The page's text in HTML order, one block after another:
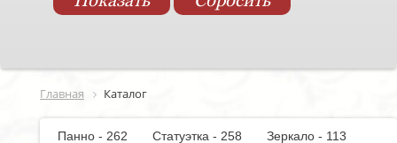
Главная Каталог
Панно - 262 Статуэтка - 258
Зеркало - 113